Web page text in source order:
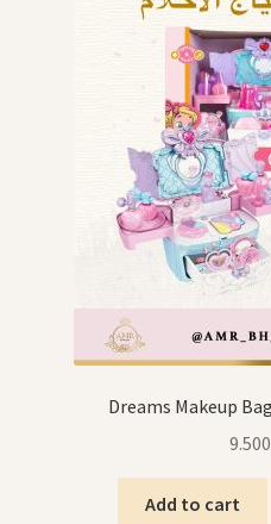
9.500
Add to cart